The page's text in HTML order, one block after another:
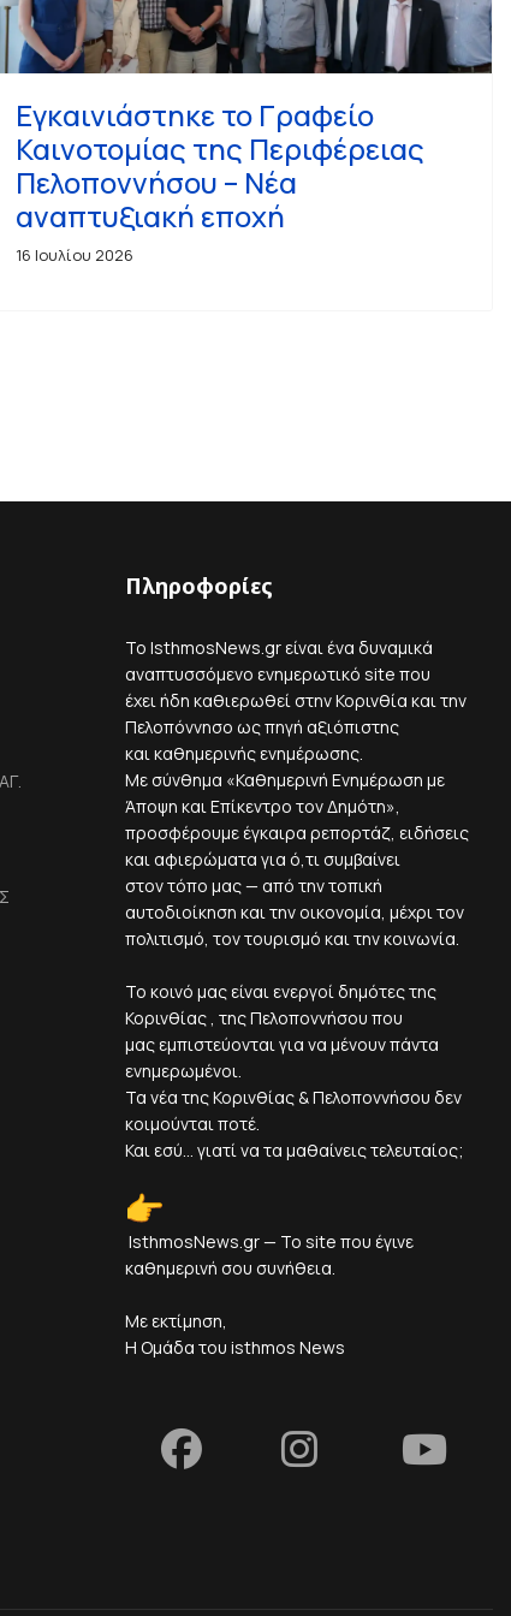
Εγκαινιάστηκε το Γραφείο
Καινοτομίας της Περιφέρειας
Πελοποννήσου – Νέα
αναπτυξιακή εποχή
16 Ιουλίου 2026
Πληροφορίες
Το IsthmosNews.gr είναι ένα δυναμικά
αναπτυσσόμενο ενημερωτικό site που
έχει ήδη καθιερωθεί στην Κορινθία και την
Πελοπόννησο ως πηγή αξιόπιστης
και καθημερινής ενημέρωσης.
Με σύνθημα «Καθημερινή Ενημέρωση με
Άποψη και Επίκεντρο τον Δημότη»,
προσφέρουμε έγκαιρα ρεπορτάζ, ειδήσεις
και αφιερώματα για ό,τι συμβαίνει
στον τόπο μας — από την τοπική
αυτοδιοίκηση και την οικονομία, μέχρι τον
πολιτισμό, τον τουρισμό και την κοινωνία.
Το κοινό μας είναι ενεργοί δημότες της
Κορινθίας , της Πελοποννήσου που
μας εμπιστεύονται για να μένουν πάντα
ενημερωμένοι.
Τα νέα της Κορινθίας & Πελοποννήσου δεν
κοιμούνται ποτέ.
Και εσύ... γιατί να τα μαθαίνεις τελευταίος;
IsthmosNews.gr — Το site που έγινε
καθημερινή σου συνήθεια.
Με εκτίμηση,
Η Ομάδα του isthmos News